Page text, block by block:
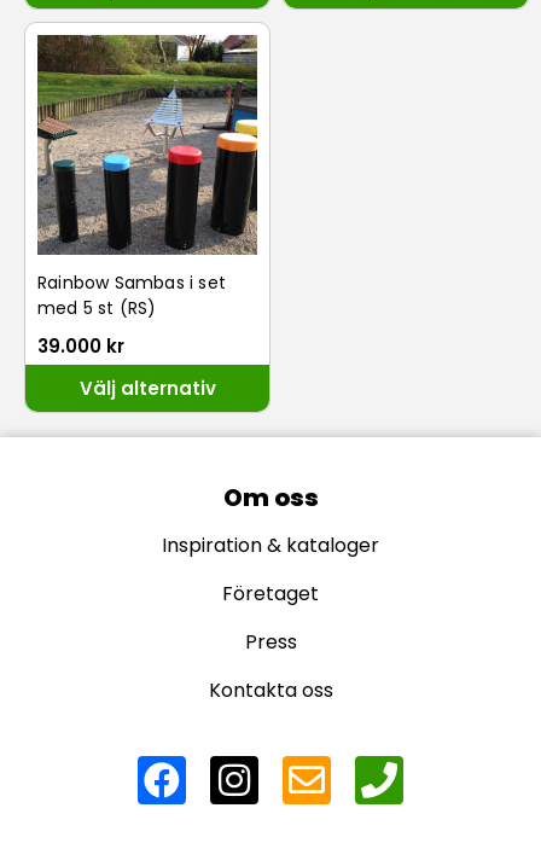
Rainbow Sambas i set
med 5 st (RS)
39.000 kr
Välj alternativ
Om oss
Inspiration & kataloger
Företaget
Press
Kontakta oss